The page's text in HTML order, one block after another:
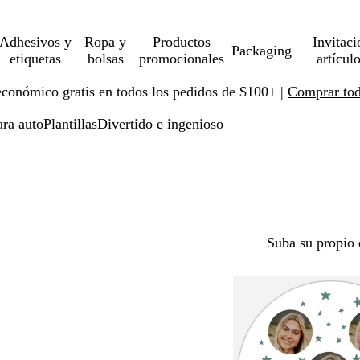
y
etiquetas
Ropa y
bolsas
Productos
promocionales
Packaging
gratis en todos los pedidos de $100+ | Comprar
autoPlantillasDivertido e ingenioso
Suba su propio